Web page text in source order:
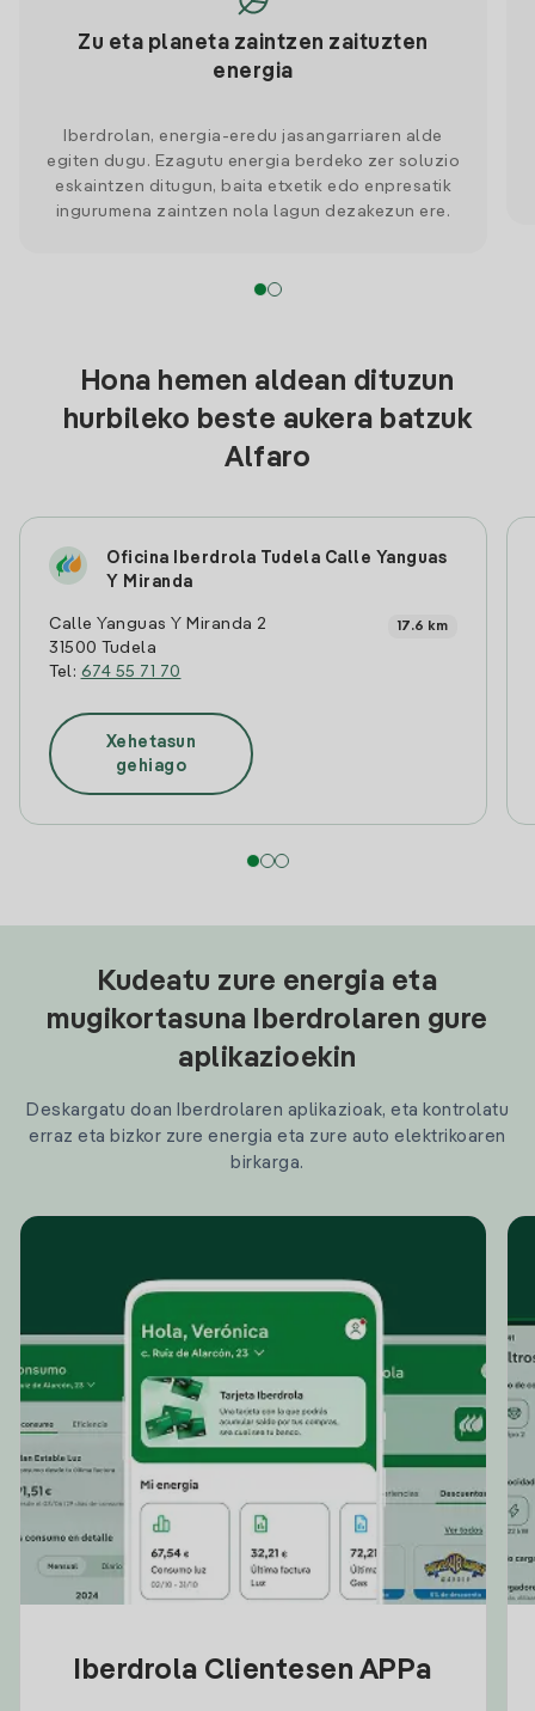
Zu eta planeta zaintzen zaituzten
energia
Iberdrolan, energia-eredu jasangarriaren alde
egiten dugu. Ezagutu energia berdeko zer soluzio
eskaintzen ditugun, baita etxetik edo enpresatik
ingurumena zaintzen nola lagun dezakezun ere.
Hona hemen aldean dituzun
hurbileko beste aukera batzuk
Alfaro
Oficina Iberdrola Tudela Calle Yanguas
Y Miranda
Calle Yanguas Y Miranda 2
31500 Tudela
Tel: 674 55 71 70
17.6 km
Xehetasun
gehiago
Kudeatu zure energia eta
mugikortasuna Iberdrolaren gure
aplikazioekin
Deskargatu doan Iberdrolaren aplikazioak, eta kontrolatu
erraz eta bizkor zure energia eta zure auto elektrikoaren
birkarga.
Iberdrola Clientesen APPa